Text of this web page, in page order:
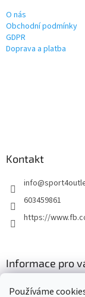
Používáme
O nás
Obchodní podmínky
GDPR
Doprava a platba
Kontakt
info@
603459861
https://
Informace pro